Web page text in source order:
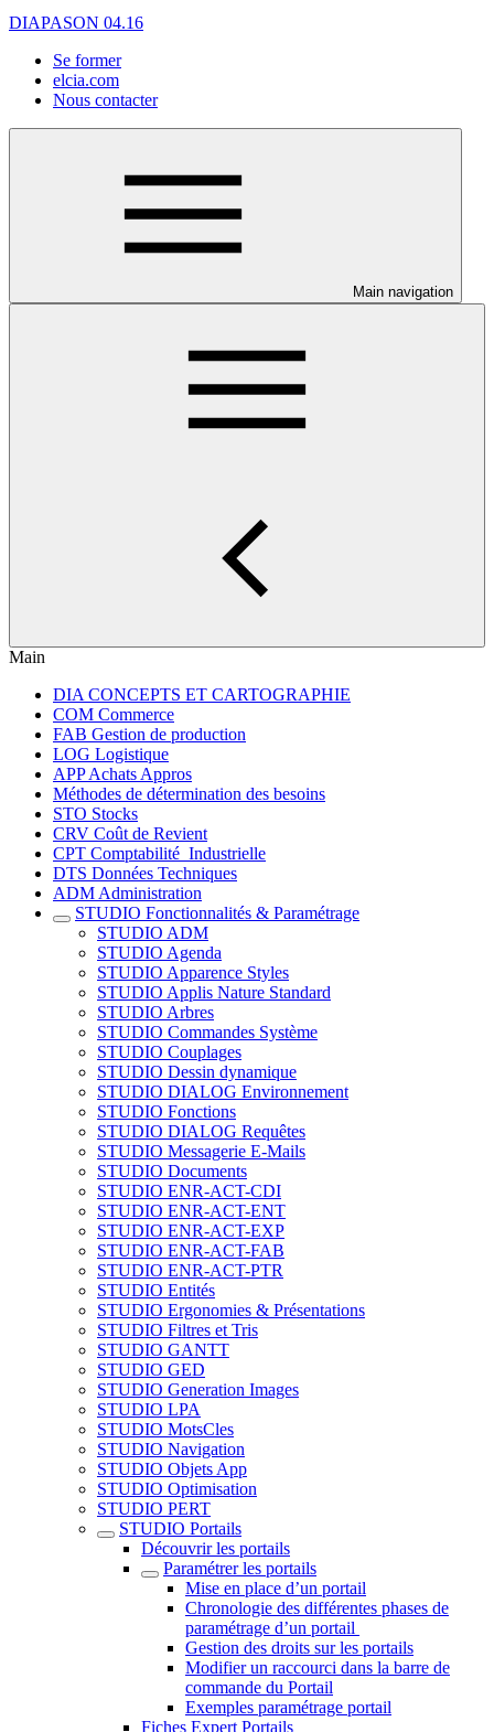
DIAPASON 04.16
Se former
elcia.com
Nous contacter
Main navigation
Main
DIA CONCEPTS ET CARTOGRAPHIE
COM Commerce
FAB Gestion de production
LOG Logistique
APP Achats Appros
Méthodes de détermination des besoins
STO Stocks
CRV Coût de Revient
CPT Comptabilité_Industrielle
DTS Données Techniques
ADM Administration
STUDIO Fonctionnalités & Paramétrage
STUDIO ADM
STUDIO Agenda
STUDIO Apparence Styles
STUDIO Applis Nature Standard
STUDIO Arbres
STUDIO Commandes Système
STUDIO Couplages
STUDIO Dessin dynamique
STUDIO DIALOG Environnement
STUDIO Fonctions
STUDIO DIALOG Requêtes
STUDIO Messagerie E-Mails
STUDIO Documents
STUDIO ENR-ACT-CDI
STUDIO ENR-ACT-ENT
STUDIO ENR-ACT-EXP
STUDIO ENR-ACT-FAB
STUDIO ENR-ACT-PTR
STUDIO Entités
STUDIO Ergonomies & Présentations
STUDIO Filtres et Tris
STUDIO GANTT
STUDIO GED
STUDIO Generation Images
STUDIO LPA
STUDIO MotsCles
STUDIO Navigation
STUDIO Objets App
STUDIO Optimisation
STUDIO PERT
STUDIO Portails
Découvrir les portails
Paramétrer les portails
Mise en place d’un portail
Chronologie des différentes phases de
paramétrage d’un portail
Gestion des droits sur les portails
Modifier un raccourci dans la barre de
commande du Portail
Exemples paramétrage portail
Fiches Expert Portails